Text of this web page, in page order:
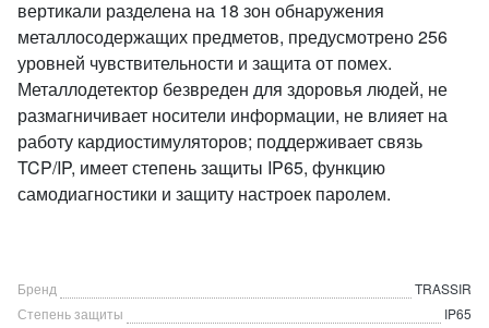
вертикали разделена на 18 зон обнаружения
металлосодержащих предметов, предусмотрено 256
уровней чувствительности и защита от помех.
Металлодетектор безвреден для здоровья людей, не
размагничивает носители информации, не влияет на
работу кардиостимуляторов; поддерживает связь
TCP/IP, имеет степень защиты IP65, функцию
самодиагностики и защиту настроек паролем.
Бренд
TRASSIR
Степень защиты
IP65